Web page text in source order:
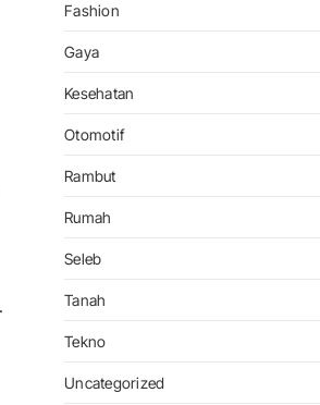
Sektor Pertambangan
Fashion
Gaya
Kesehatan
Otomotif
Rambut
Rumah
Seleb
Tanah
Tekno
Uncategorized